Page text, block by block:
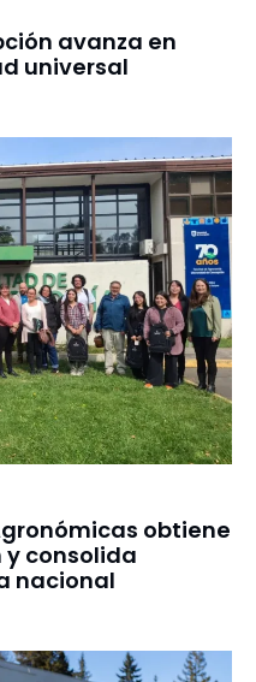
avanza en
universal
obtiene
consolida
nacional